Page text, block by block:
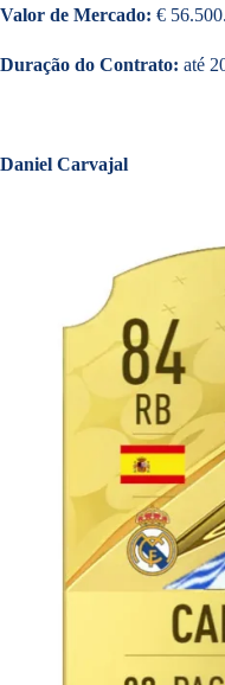
Valor de Mercado: €
Duração do Contrato: até
Daniel Carvajal